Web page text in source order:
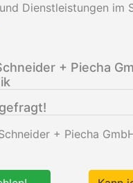
Dienstleistungen im
+ Piecha
+ Piecha